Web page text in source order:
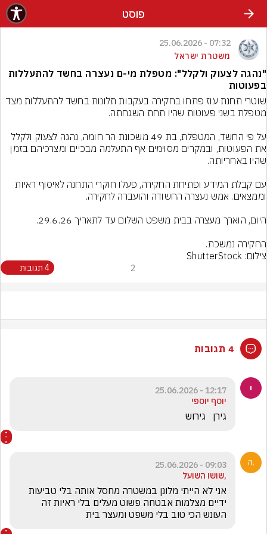
פוסט
07:32 - 25.06.2026
משטרת ישראל
"נהגה לצעוק ולקלל": מטפלת מי-ם נעצרה בחשד להתעללות
בפעוטות
שוטרי תחנת עוז פתחו בחקירה בעקבות תלונות בחשד להתעללות מצד
על פי החשד, המטפלת, בת 49 משכונת הר חומה, נהגה לצעוק ולקלל
עם קבלת המידע ופתיחת החקירה, פעלו חוקרי התחנה לאיסוף ראיות
החקירה נמשכת.
צילום: ShutterStock
2 4 תגובות
4 תגובות
12:17 - 25.06.2026
יוסף יוספי
גירן   גירוש
09:03 - 25.06.2026
,שושו השועל
העונש הכי טוב בלי משפט ומעצר בית